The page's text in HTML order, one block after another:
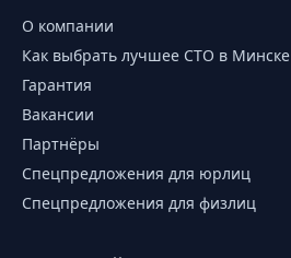
О компании
Как выбрать лучшее СТО в Минске
Гарантия
Вакансии
Партнёры
Спецпредложения для юрлиц
Спецпредложения для физлиц